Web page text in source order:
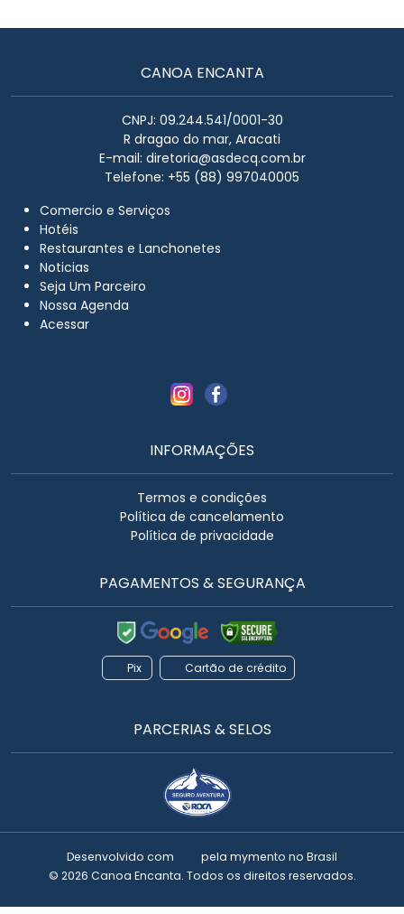
CANOA ENCANTA
CNPJ: 09.244.541/0001-30
R dragao do mar, Aracati
E-mail: diretoria@asdecq.com.br
Telefone: +55 (88) 997040005
Comercio e Serviços
Hotéis
Restaurantes e Lanchonetes
Noticias
Seja Um Parceiro
Nossa Agenda
Acessar
INFORMAÇÕES
Termos e condições
Política de cancelamento
Política de privacidade
PAGAMENTOS & SEGURANÇA
Pix Cartão de crédito
PARCERIAS & SELOS
Desenvolvido com pela mymento no Brasil
© 2026 Canoa Encanta. Todos os direitos reservados.